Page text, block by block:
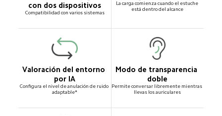
con dos dispositivos
Compatibilidad con varios sistemas
La carga comienza cuando el estuche
está dentro del alcance
Valoración del entorno
por IA
Configura el nivel de anulación de ruido
adaptable*
Modo de transparencia
doble
Permite conversar libremente mientras
llevas los auriculares